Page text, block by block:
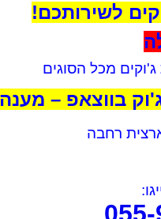
לשירותכם!
בווצאפ – מענה
רחבה